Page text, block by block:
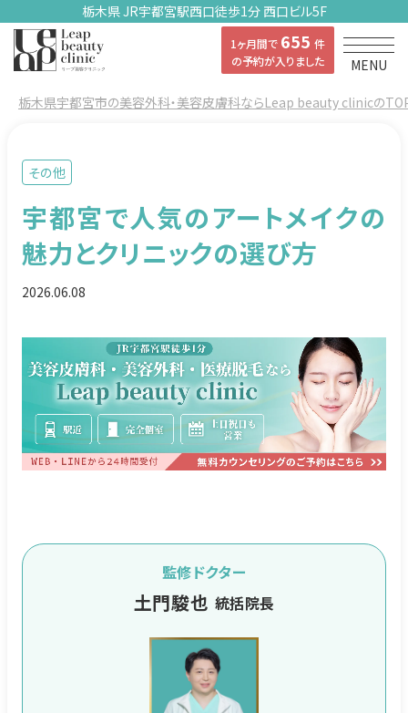
栃木県 JR宇都宮駅西口徒歩1分 西口ビル5F
1ヶ月間で 655 件
の予約が入りました
MENU
栃木県宇都宮市の美容外科・美容皮膚科ならLeap beauty clinicの
その他
宇都宮で人気のアートメイクの
魅力とクリニックの選び方
2026.06.08
監修ドクター
土門駿也 統括院長